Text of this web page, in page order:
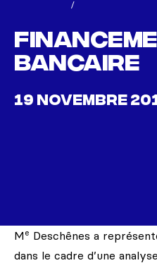
/
bancaire
19 NOVEMBRE
M e Deschênes a
dans le cadre d’une